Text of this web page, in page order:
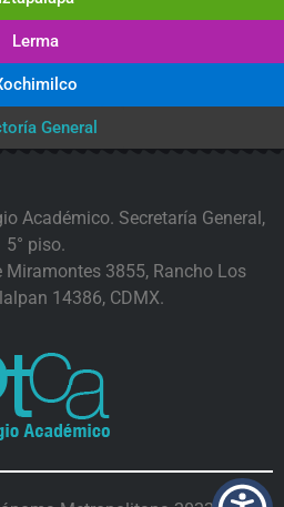
Lerma
General
Académico. Secretaría General,
5° piso.
Miramontes 3855, Rancho Los
14386, CDMX.